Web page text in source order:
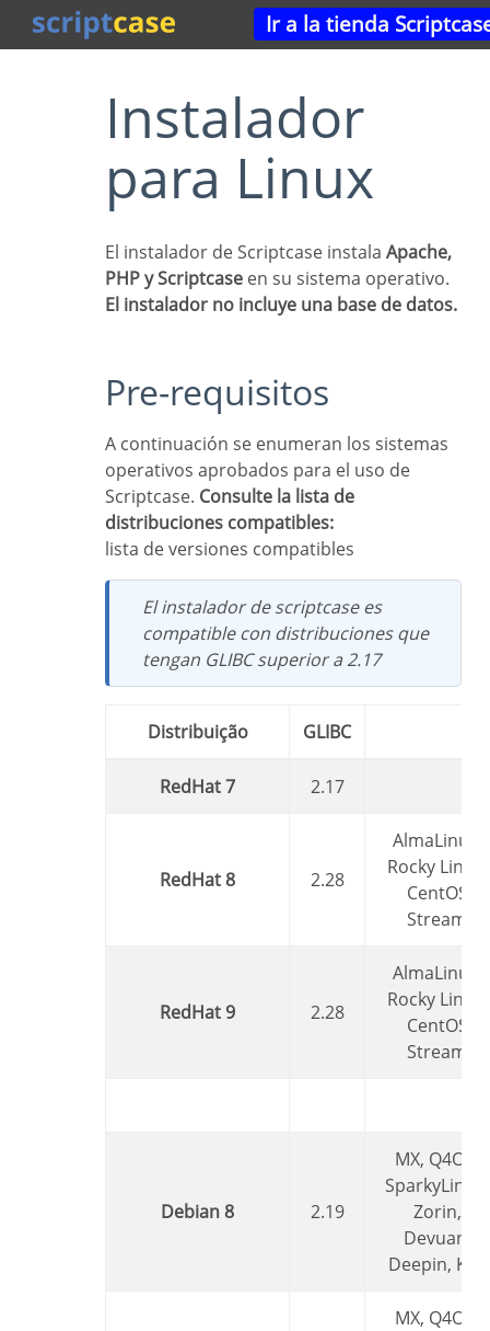
Ir a la tienda
Instalador
para Linux
El instalador de Scriptcase instala Apache,
PHP y Scriptcase en su sistema operativo.
El instalador no incluye una base de datos.
Pre-requisitos
A continuación se enumeran los sistemas
operativos aprobados para el uso de
Scriptcase. Consulte la lista de
distribuciones compatibles:
lista de versiones compatibles
El instalador de scriptcase es
compatible con distribuciones que
tengan GLIBC superior a 2.17
Distribuição GLIBC
RedHat 7 2.17
RedHat 8 2.28
AlmaLinux,
Rocky Linux,
CentOS
Stream
RedHat 9 2.28
AlmaLinux,
Rocky Linux,
CentOS
Stream
Debian 8 2.19
MX, Q4OS,
SparkyLinux,
Zorin,
Devuan,
Deepin, Kali
MX, Q4OS,